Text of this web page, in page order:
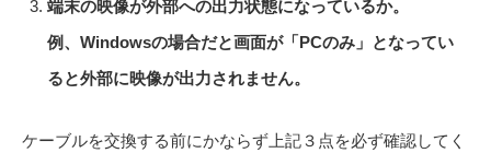
端末の映像が外部への出力状態になっているか。
例、Windowsの場合だと画面が「PCのみ」となってい
ると外部に映像が出力されません。
ケーブルを交換する前にかならず上記３点を必ず確認してく